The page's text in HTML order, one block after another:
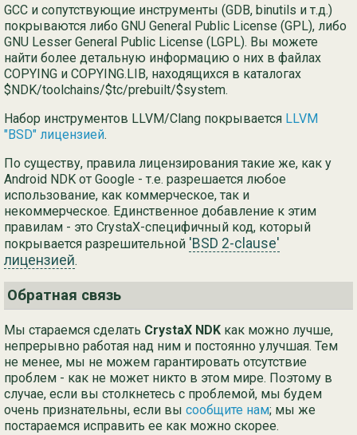
GCC и сопутствующие инструменты (GDB, binutils и т.д.)
покрываются либо GNU General Public License (GPL), либо
GNU Lesser General Public License (LGPL). Вы можете
найти более детальную информацию о них в файлах
COPYING и COPYING.LIB, находящихся в каталогах
$NDK/toolchains/$tc/prebuilt/$system.
Набор инструментов LLVM/Clang покрывается LLVM
"BSD" лицензией.
По существу, правила лицензирования такие же, как у
Android NDK от Google - т.е. разрешается любое
использование, как коммерческое, так и
некоммерческое. Единственное добавление к этим
правилам - это CrystaX-специфичный код, который
покрывается разрешительной 'BSD 2-clause'
лицензией.
Обратная связь
Мы стараемся сделать CrystaX NDK как можно лучше,
непрерывно работая над ним и постоянно улучшая. Тем
не менее, мы не можем гарантировать отсутствие
проблем - как не может никто в этом мире. Поэтому в
случае, если вы столкнетесь с проблемой, мы будем
очень признательны, если вы сообщите нам; мы же
постараемся исправить ее как можно скорее.